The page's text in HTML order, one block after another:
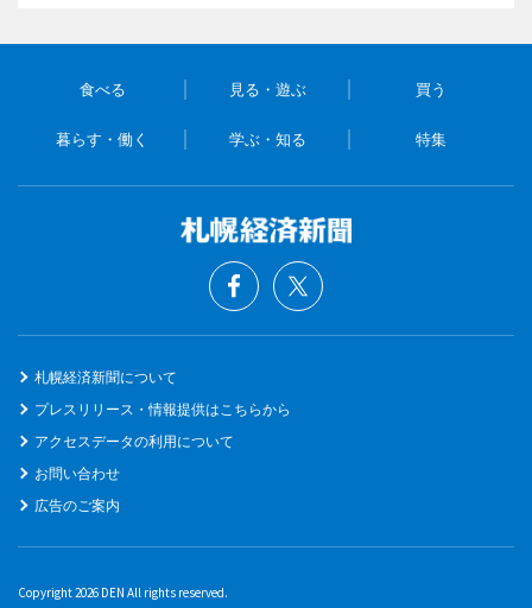
食べる 見る・遊ぶ 買う
暮らす・働く 学ぶ・知る 特集
札幌経済新聞について
プレスリリース・情報提供はこちらから
アクセスデータの利用について
お問い合わせ
広告のご案内
Copyright 2026 DEN All rights reserved.